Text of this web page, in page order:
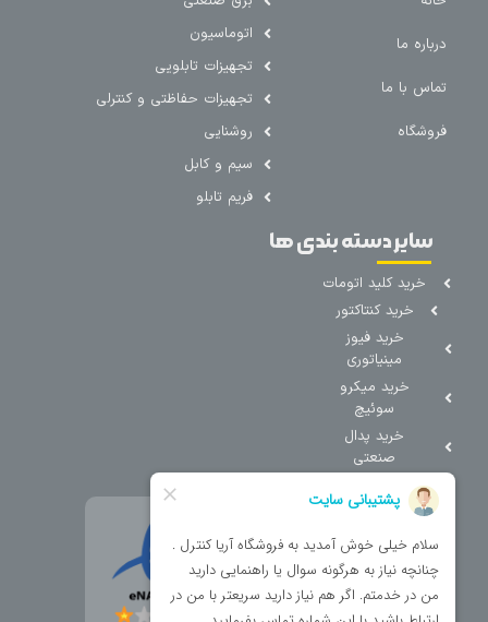
درباره ما
تماس با ما
فروشگاه
اتوماسیون
تجهیزات تابلویی
تجهیزات حفاظتی و کنترلی
روشنایی
سیم و کابل
فریم تابلو
سایر دسته بندی ها
خرید کلید اتومات
خرید کنتاکتور
خرید فیوز
مینیاتوری
خرید میکرو
سوئیچ
خرید پدال
صنعتی